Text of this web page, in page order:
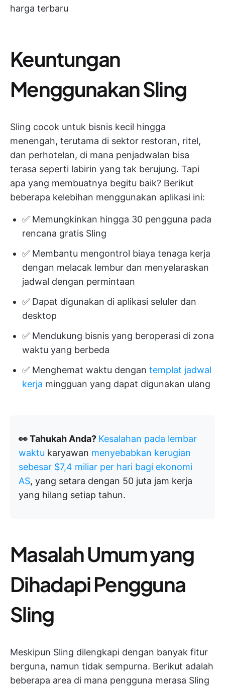
harga terbaru
Keuntungan
Menggunakan Sling
Sling cocok untuk bisnis kecil hingga
menengah, terutama di sektor restoran, ritel,
dan perhotelan, di mana penjadwalan bisa
terasa seperti labirin yang tak berujung. Tapi
apa yang membuatnya begitu baik? Berikut
beberapa kelebihan menggunakan aplikasi ini:
✅ Memungkinkan hingga 30 pengguna pada
rencana gratis Sling
✅ Membantu mengontrol biaya tenaga kerja
dengan melacak lembur dan menyelaraskan
jadwal dengan permintaan
✅ Dapat digunakan di aplikasi seluler dan
desktop
✅ Mendukung bisnis yang beroperasi di zona
waktu yang berbeda
✅ Menghemat waktu dengan templat jadwal
kerja mingguan yang dapat digunakan ulang
👀 Tahukah Anda? Kesalahan pada lembar
waktu karyawan menyebabkan kerugian
sebesar $7,4 miliar per hari bagi ekonomi
AS, yang setara dengan 50 juta jam kerja
yang hilang setiap tahun.
Masalah Umum yang
Dihadapi Pengguna
Sling
Meskipun Sling dilengkapi dengan banyak fitur
berguna, namun tidak sempurna. Berikut adalah
beberapa area di mana pengguna merasa Sling